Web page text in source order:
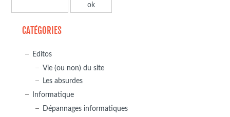
CATÉGORIES
Editos
Vie (ou non) du site
Les absurdes
Informatique
Dépannages informatiques